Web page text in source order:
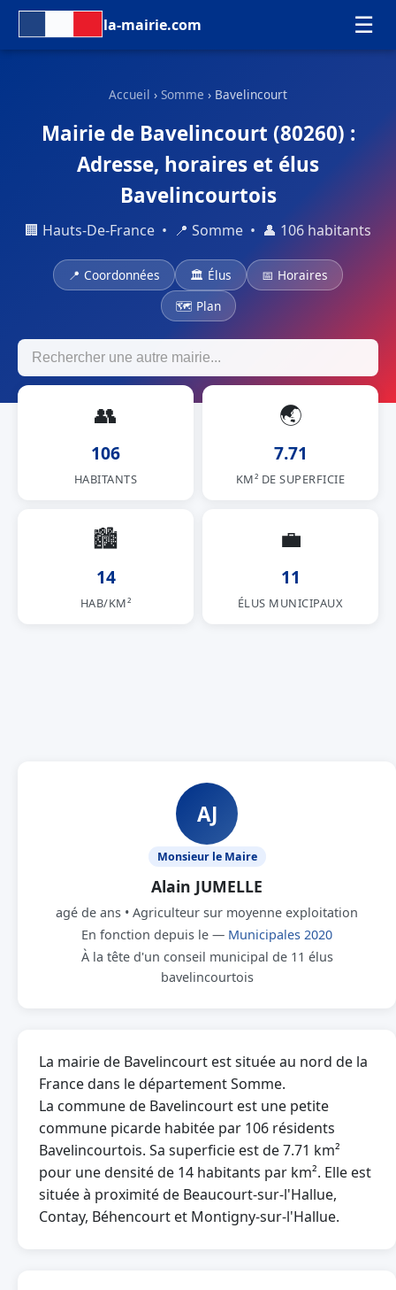
la-mairie.com ☰
Accueil › Somme › Bavelincourt
Mairie de Bavelincourt (80260) :
Adresse, horaires et élus
Bavelincourtois
🏢 Hauts-De-France • 📍 Somme • 👤 106 habitants
📍 Coordonnées 🏛 Élus
📅 Horaires
🗺 Plan
👥
106
HABITANTS
🌏
7.71
KM² DE SUPERFICIE
🏙
14
HAB/KM²
💼
11
ÉLUS MUNICIPAUX
AJ
Monsieur le Maire
Alain JUMELLE
agé de ans • Agriculteur sur moyenne exploitation
En fonction depuis le — Municipales 2020
À la tête d'un conseil municipal de 11 élus
bavelincourtois
La mairie de Bavelincourt est située au nord de la
France dans le département Somme.
La commune de Bavelincourt est une petite
commune picarde habitée par 106 résidents
Bavelincourtois. Sa superficie est de 7.71 km²
pour une densité de 14 habitants par km². Elle est
située à proximité de Beaucourt-sur-l'Hallue,
Contay, Béhencourt et Montigny-sur-l'Hallue.